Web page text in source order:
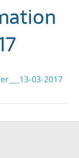
03-2017